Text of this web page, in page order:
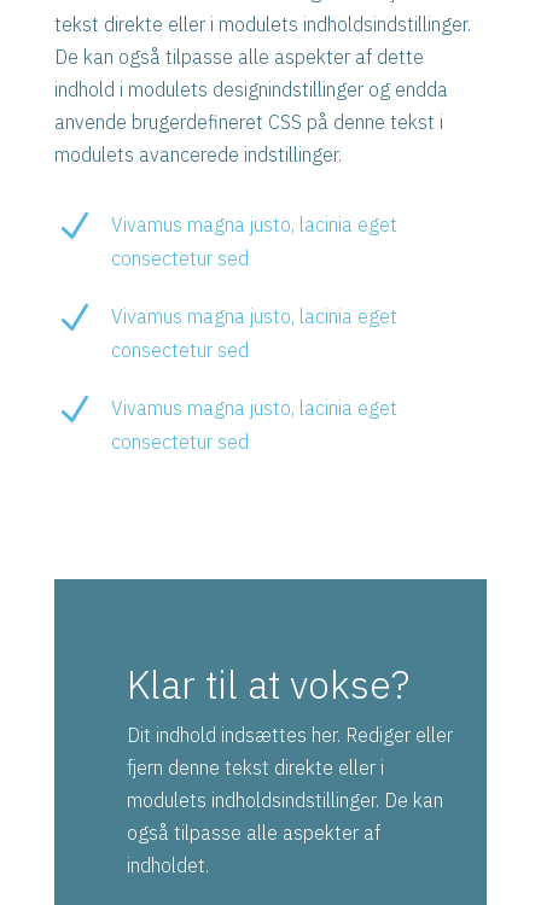
tekst direkte eller i modulets indholdsindstillinger.
De kan også tilpasse alle aspekter af dette
indhold i modulets designindstillinger og endda
anvende brugerdefineret CSS på denne tekst i
modulets avancerede indstillinger.
N
Vivamus magna justo, lacinia eget
consectetur sed
N
Vivamus magna justo, lacinia eget
consectetur sed
N
Vivamus magna justo, lacinia eget
consectetur sed
Klar til at vokse?
Dit indhold indsættes her. Rediger eller
fjern denne tekst direkte eller i
modulets indholdsindstillinger. De kan
også tilpasse alle aspekter af
indholdet.